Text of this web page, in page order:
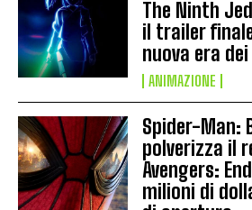
The Ninth
il trailer
nuova era
ANIMAZIONE
Spider-Man:
polverizza il
Avengers:
milioni di